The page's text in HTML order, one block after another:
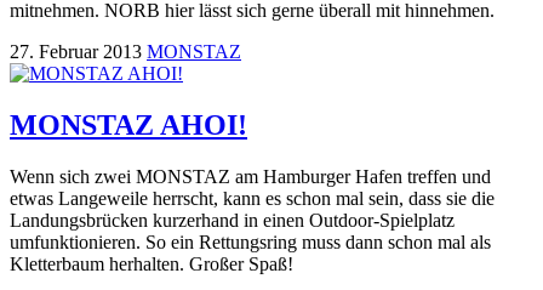
mitnehmen. NORB hier lässt sich gerne überall mit hinnehmen.
27. Februar 2013 MONSTAZ
MONSTAZ AHOI!
Wenn sich zwei MONSTAZ am Hamburger Hafen treffen und
etwas Langeweile herrscht, kann es schon mal sein, dass sie die
Landungsbrücken kurzerhand in einen Outdoor-Spielplatz
umfunktionieren. So ein Rettungsring muss dann schon mal als
Kletterbaum herhalten. Großer Spaß!